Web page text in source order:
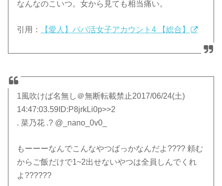
なんなのこいつ。女から見ても相当痛い。
引用： 【愛人】パパ活女子アカウント4 【総合】
1風吹けば名無し＠無断転載禁止2017/06/24(土)
14:47:03.59ID:P8jrkLi0p>>2
. 菜乃花 .? @_nano_0v0_
もーーーなんでこんなやつばっかなんだよ???? 頼む
からご飯だけで1~2出せないやつは全員しんでくれ
よ??????